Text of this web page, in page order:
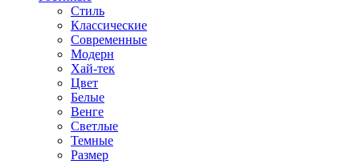
Стиль
Классические
Современные
Модерн
Хай-тек
Цвет
Белые
Венге
Светлые
Темные
Размер